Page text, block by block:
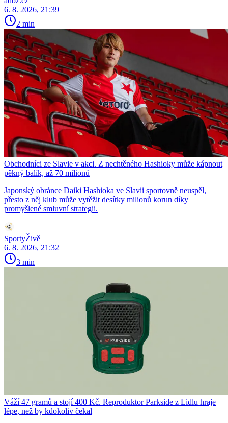
6. 8. 2026, 21:39
2 min
Obchodníci ze Slavie v akci. Z nechtěného Hashioky může kápnout
pěkný balík, až 70 milionů
Japonský obránce Daiki Hashioka ve Slavii sportovně neuspěl,
přesto z něj klub může vytěžit desítky milionů korun díky
promyšlené smluvní strategii.
SportyŽivě
6. 8. 2026, 21:32
3 min
Váží 47 gramů a stojí 400 Kč. Reproduktor Parkside z Lidlu hraje
lépe, než by kdokoliv čekal